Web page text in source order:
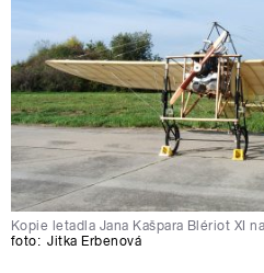
Kopie letadla Jana Kašpara Blériot XI
foto: Jitka Erbenová